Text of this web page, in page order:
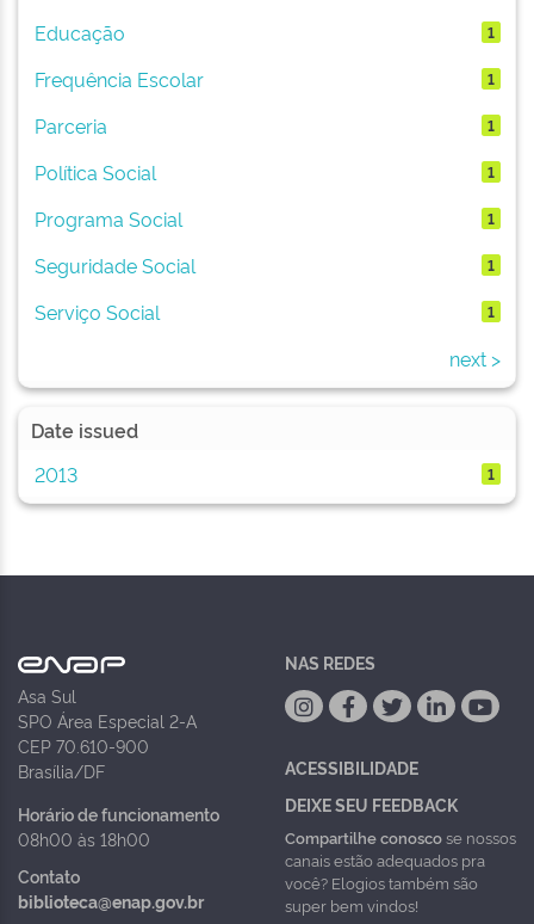
Educação 1
Frequência Escolar 1
Parceria 1
Política Social 1
Programa Social 1
Seguridade Social 1
Serviço Social 1
next >
Date issued
2013
1
Asa Sul
SPO Área Especial 2-A
CEP 70.610-900
Brasília/DF
Horário de funcionamento
08h00 às 18h00
Contato
biblioteca@enap.gov.br
NAS REDES
ACESSIBILIDADE
DEIXE SEU FEEDBACK
Compartilhe conoscose nossos
canais estão adequados pra
você? Elogios também são
super bem vindos!